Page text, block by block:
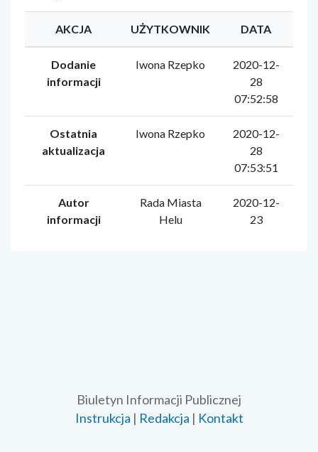
AKCJA UŻYTKOWNIK DATA
Dodanie
informacji
Iwona Rzepko
2020-12-
28
07:52:58
Ostatnia
aktualizacja
Iwona Rzepko
2020-12-
28
07:53:51
Autor
informacji
Rada Miasta
Helu
2020-12-
23
Biuletyn Informacji Publicznej
Instrukcja | Redakcja | Kontakt